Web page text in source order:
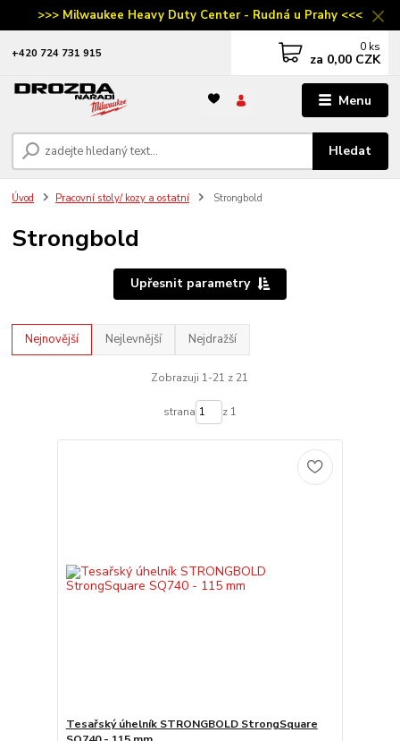
>>> Milwaukee Heavy Duty Center - Rudná u Prahy <<<
Menu
Hledat
‭+420 724 731 915 0 ks
za 0,00 CZK
Úvod Pracovní stoly/ kozy a ostatní Strongbold
Strongbold
Upřesnit parametry
Nejnovější Nejlevnější Nejdražší
Zobrazuji 1-21 z 21
strana z 1
Tesařský úhelník STRONGBOLD StrongSquare